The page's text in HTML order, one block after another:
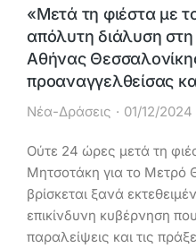
«Μετά τη φιέστα με
απόλυτη διάλυση
Αθήνας
προαναγγελθείσας
Νέα-Δράσεις 01/12/2024
Ούτε 24 ώρες μετά τη
Μητσοτάκη για το Μετρό
βρίσκεται ξανά
επικίνδυνη κυβέρνηση
παραλείψεις και τις